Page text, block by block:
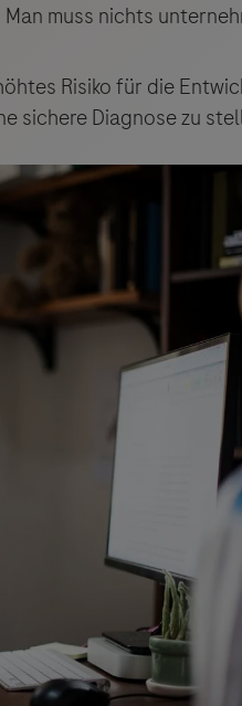
muss nichts
Risiko für die
sichere Diagnose zu
angeboten.
Websites Dritter
und